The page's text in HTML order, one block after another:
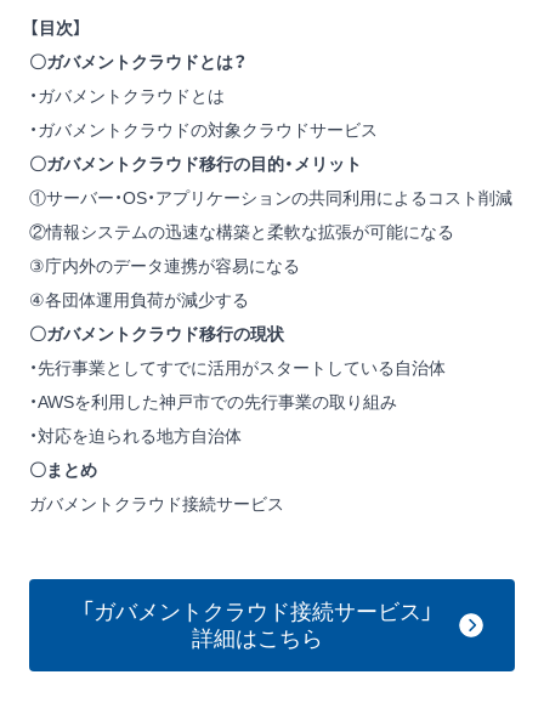
【目次】
〇ガバメントクラウドとは？
・ガバメントクラウドとは
・ガバメントクラウドの対象クラウドサービス
〇ガバメントクラウド移行の目的・メリット
①サーバー・OS・アプリケーションの共同利用によるコスト削減
②情報システムの迅速な構築と柔軟な拡張が可能になる
③庁内外のデータ連携が容易になる
④各団体運用負荷が減少する
〇ガバメントクラウド移行の現状
・先行事業としてすでに活用がスタートしている自治体
・AWSを利用した神戸市での先行事業の取り組み
・対応を迫られる地方自治体
〇まとめ
ガバメントクラウド接続サービス
「ガバメントクラウド接続サービス」
詳細はこちら